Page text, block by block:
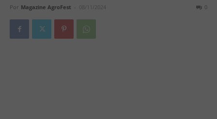
Por Magazine AgroFest - 08/11/2024 0